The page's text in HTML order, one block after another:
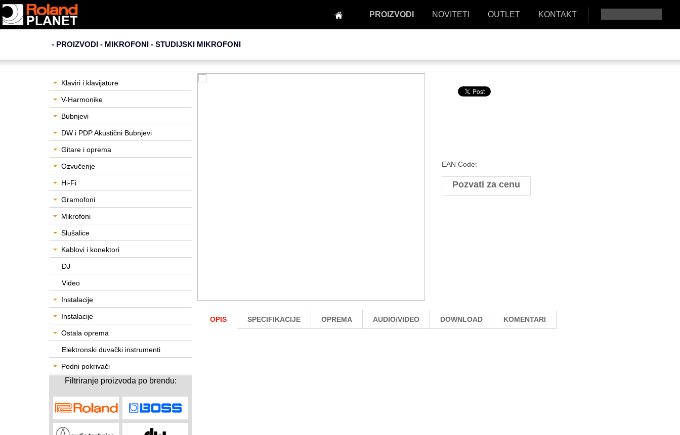
PROIZVODI NOVITETI OUTLET KONTAKT
- PROIZVODI - MIKROFONI - STUDIJSKI MIKROFONI
Klaviri i klavijature
V-Harmonike
Bubnjevi
DW i PDP Akustični Bubnjevi
Gitare i oprema
Ozvučenje
Hi-Fi
Gramofoni
Mikrofoni
Slušalice
Kablovi i konektori
DJ
Video
Instalacije
Instalacije
Ostala oprema
Elektronski duvački instrumenti
Podni pokrivači
Filtriranje proizvoda po brendu:
EAN Code:
Pozvati za cenu
OPIS SPECIFIKACIJE OPREMA AUDIO/VIDEO DOWNLOAD KOMENTARI